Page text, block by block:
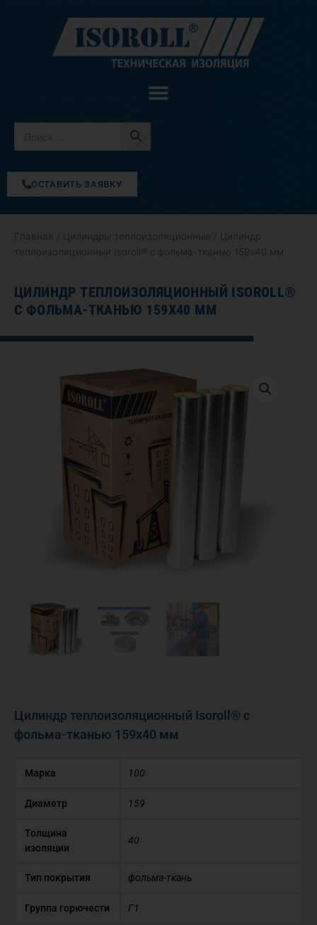
содержимому
ОСТАВИТЬ ЗАЯВКУ
Главная Цилиндры теплоизоляционные / Цилиндр
теплоизоляционный Isoroll® с фольма-тканью 159х40 мм
ЦИЛИНДР ТЕПЛОИЗОЛЯЦИОННЫЙ ISOROLL®
С ФОЛЬМА-ТКАНЬЮ 159Х40 ММ
Цилиндр теплоизоляционный Isoroll® с
фольма-тканью 159х40 мм
Марка 100
Диаметр 159
Толщина
изоляции
40
Тип покрытия фольма-ткань
Группа горючести Г1